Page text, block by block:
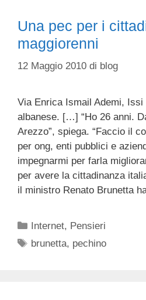
Una pec per i
maggiorenni
12 Maggio 2010 di blog
Via Enrica Ismail Ademi,
albanese. […] “Ho 26 anni.
Arezzo”, spiega. “Faccio il
per ong, enti pubblici e
impegnarmi per farla
per avere la cittadinanza
il ministro Renato Brunetta
Categorie
Internet, Pensieri
Tag
brunetta, pechino